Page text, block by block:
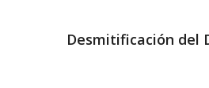
Desmitificación del